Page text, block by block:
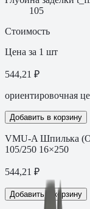
105
Стоимость
Цена за 1 шт
544,21 ₽
ориентировочная
Добавить в корзину
VMU-A Шпилька
105/250 16×250
544,21 ₽
Добавить в корзину